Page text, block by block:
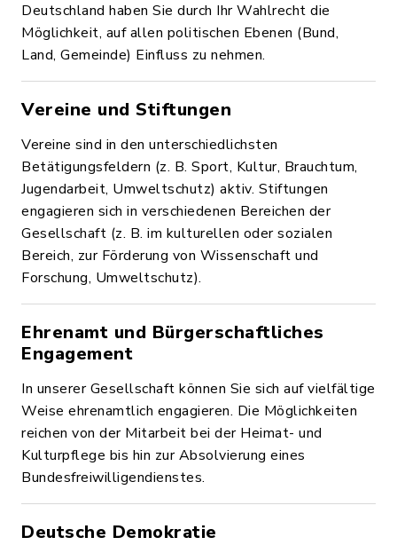
Deutschland haben Sie durch Ihr Wahlrecht die
Möglichkeit, auf allen politischen Ebenen (Bund,
Land, Gemeinde) Einfluss zu nehmen.
Vereine und Stiftungen
Vereine sind in den unterschiedlichsten
Betätigungsfeldern (z. B. Sport, Kultur, Brauchtum,
Jugendarbeit, Umweltschutz) aktiv. Stiftungen
engagieren sich in verschiedenen Bereichen der
Gesellschaft (z. B. im kulturellen oder sozialen
Bereich, zur Förderung von Wissenschaft und
Forschung, Umweltschutz).
Ehrenamt und Bürgerschaftliches
Engagement
In unserer Gesellschaft können Sie sich auf vielfältige
Weise ehrenamtlich engagieren. Die Möglichkeiten
reichen von der Mitarbeit bei der Heimat- und
Kulturpflege bis hin zur Absolvierung eines
Bundesfreiwilligendienstes.
Deutsche Demokratie